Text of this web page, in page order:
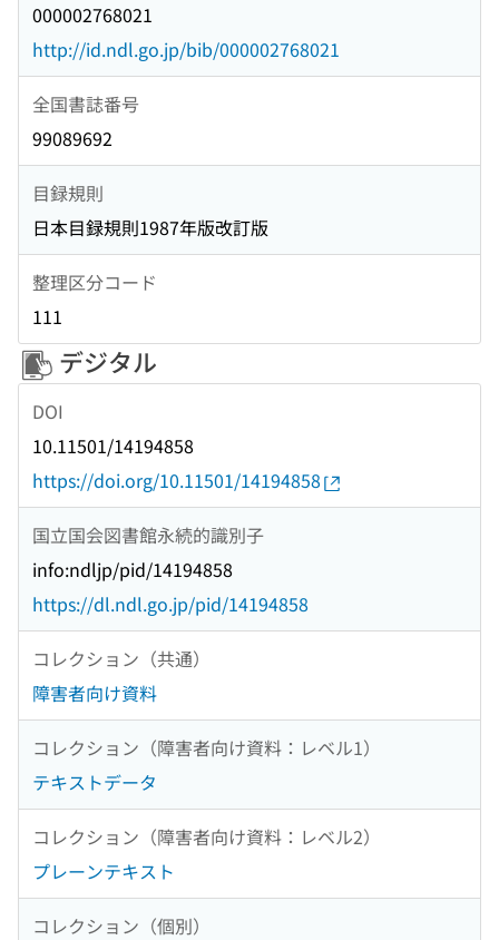
000002768021
http://id.ndl.go.jp/bib/000002768021
全国書誌番号
99089692
目録規則
日本目録規則1987年版改訂版
整理区分コード
111
デジタル
DOI
10.11501/14194858
https://doi.org/10.11501/14194858
国立国会図書館永続的識別子
info:ndljp/pid/14194858
https://dl.ndl.go.jp/pid/14194858
コレクション（共通）
障害者向け資料
コレクション（障害者向け資料：レベル1）
テキストデータ
コレクション（障害者向け資料：レベル2）
プレーンテキスト
コレクション（個別）